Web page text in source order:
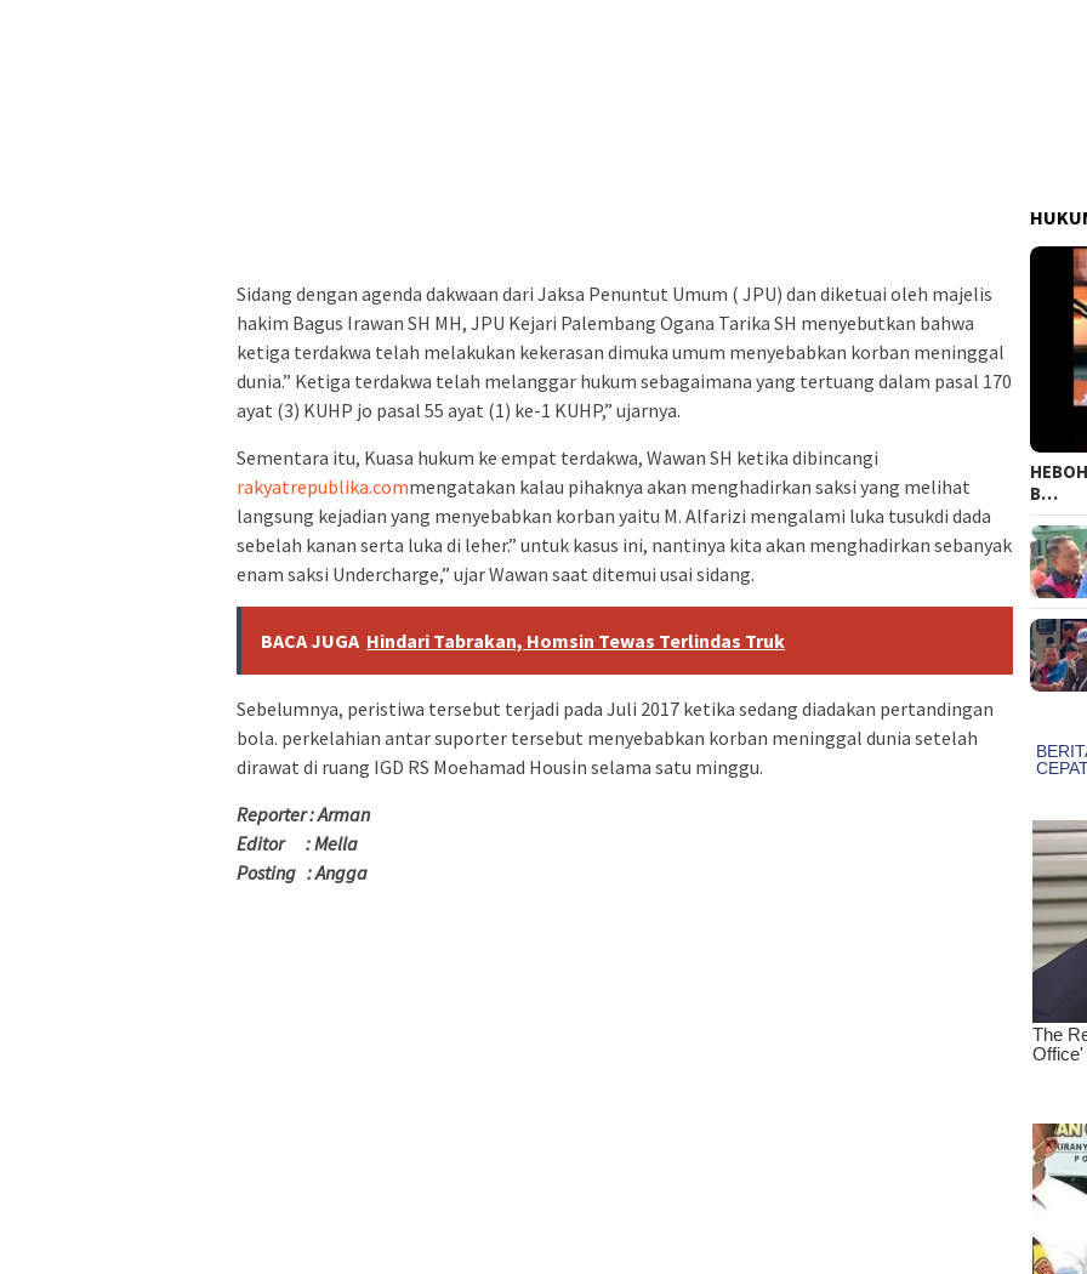
Sidang dengan agenda dakwaan dari Jaksa Penuntut Umum ( JPU) dan diketuai oleh majelis
hakim Bagus Irawan SH MH, JPU Kejari Palembang Ogana Tarika SH menyebutkan bahwa
ketiga ‎terdakwa telah melakukan kekerasan dimuka umum menyebabkan korban meninggal
dunia.” Ketiga terdakwa telah melanggar hukum sebagaimana yang tertuang dalam pasal ‎170
ayat (3) KUHP jo pasal 55 ayat (1) ke-1 KUHP,” ujarnya.
Sementara itu, Kuasa hukum ke empat terdakwa, Wawan SH ketika dibincangi
rakyatrepublika.commengatakan kalau pihaknya akan menghadirkan saksi yang melihat
langsung kejadian yang menyebabkan korban yaitu M. Alfarizi mengalami luka tusukdi dada
sebelah kanan serta luka di leher.‎‎” untuk kasus ini, nantinya kita akan menghadirkan sebanyak
enam saksi Undercharge,” ujar Wawan saat ditemui ‎usai sidang.
BACA JUGA Hindari Tabrakan, Homsin Tewas Terlindas Truk
Sebelumnya, peristiwa tersebut terjadi pada J‎uli 2017 ketika sedang diadakan pertandingan
bola. perkelahian antar suporter tersebut menyebabkan korban meninggal dunia setelah
dirawat di ruang IGD RS Moehamad Housin selama satu minggu.
Reporter : Arman
Editor : Mella
Posting : Angga
B…